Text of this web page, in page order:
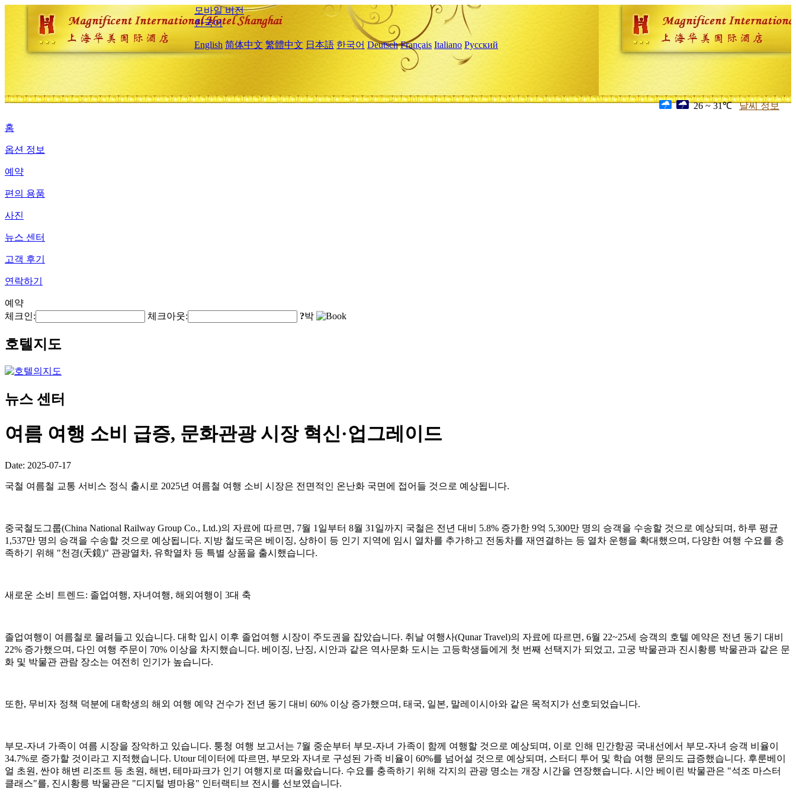
모바일 버전
한국어
English 简体中文 繁體中文 日本語 한국어 Deutsch Français Italiano Русский
26 ~ 31℃ 날씨 정보
홈
옵션 정보
예약
편의 용품
사진
뉴스 센터
고객 후기
연락하기
예약
체크인:
체크아웃: ?박
호텔지도
뉴스 센터
여름 여행 소비 급증, 문화관광 시장 혁신·업그레이드
Date: 2025-07-17
국철 여름철 교통 서비스 정식 출시로 2025년 여름철 여행 소비 시장은 전면적인 온난화 국면에 접어들 것으로 예상됩니다.
중국철도그룹(China National Railway Group Co., Ltd.)의 자료에 따르면, 7월 1일부터 8월 31일까지 국철은 전년 대비 5.8% 증가한 9억 5,300만 명의 승객을 수송할 것으로 예상되며, 하루 평균
1,537만 명의 승객을 수송할 것으로 예상됩니다. 지방 철도국은 베이징, 상하이 등 인기 지역에 임시 열차를 추가하고 전동차를 재연결하는 등 열차 운행을 확대했으며, 다양한 여행 수요를 충
족하기 위해 "천경(天鏡)" 관광열차, 유학열차 등 특별 상품을 출시했습니다.
새로운 소비 트렌드: 졸업여행, 자녀여행, 해외여행이 3대 축
졸업여행이 여름철로 몰려들고 있습니다. 대학 입시 이후 졸업여행 시장이 주도권을 잡았습니다. 취날 여행사(Qunar Travel)의 자료에 따르면, 6월 22~25세 승객의 호텔 예약은 전년 동기 대비
22% 증가했으며, 다인 여행 주문이 70% 이상을 차지했습니다. 베이징, 난징, 시안과 같은 역사문화 도시는 고등학생들에게 첫 번째 선택지가 되었고, 고궁 박물관과 진시황릉 박물관과 같은 문
화 및 박물관 관람 장소는 여전히 인기가 높습니다.
또한, 무비자 정책 덕분에 대학생의 해외 여행 예약 건수가 전년 동기 대비 60% 이상 증가했으며, 태국, 일본, 말레이시아와 같은 목적지가 선호되었습니다.
부모-자녀 가족이 여름 시장을 장악하고 있습니다. 퉁청 여행 보고서는 7월 중순부터 부모-자녀 가족이 함께 여행할 것으로 예상되며, 이로 인해 민간항공 국내선에서 부모-자녀 승객 비율이
34.7%로 증가할 것이라고 지적했습니다. Utour 데이터에 따르면, 부모와 자녀로 구성된 가족 비율이 60%를 넘어설 것으로 예상되며, 스터디 투어 및 학습 여행 문의도 급증했습니다. 후룬베이
얼 초원, 싼야 해변 리조트 등 초원, 해변, 테마파크가 인기 여행지로 떠올랐습니다. 수요를 충족하기 위해 각지의 관광 명소는 개장 시간을 연장했습니다. 시안 베이린 박물관은 "석조 마스터
클래스"를, 진시황릉 박물관은 "디지털 병마용" 인터랙티브 전시를 선보였습니다.